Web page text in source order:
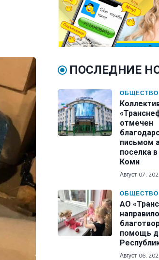
ПОСЛЕДНИЕ
ОБЩЕСТВО
отмечен
письмом
поселка
Коми
Август 07,
ОБЩЕСТВО
АО
направило
помощь
Август 06,